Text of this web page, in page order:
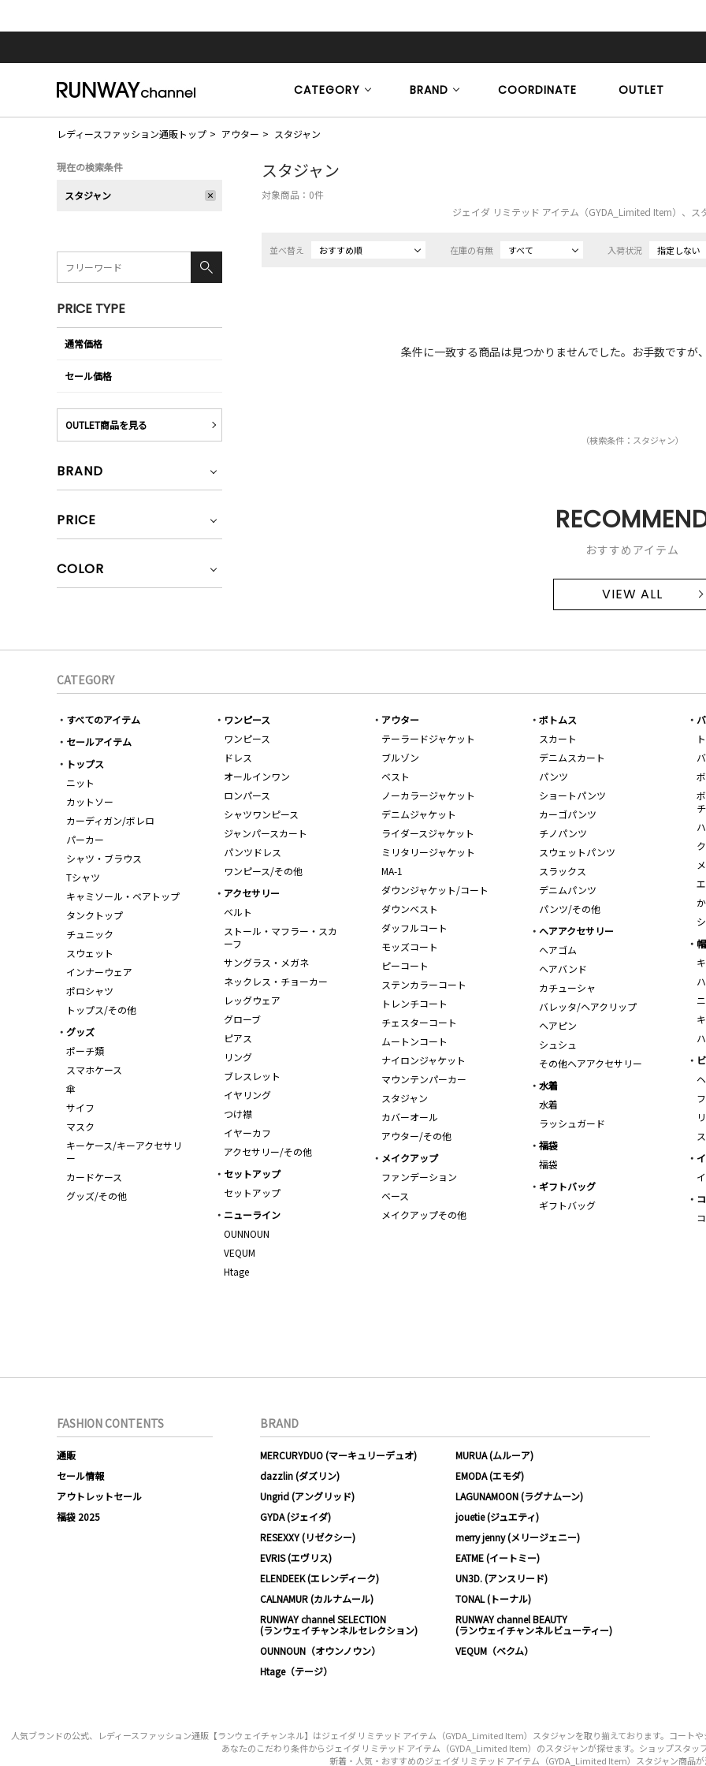
CATEGORY BRAND COORDINATE OUTLET
レディースファッション通販トップ アウター スタジャン
スタジャン
対象商品： 0件
ジェイダ リミテッド アイテム（GYDA_Limited Item）、ス
並べ替え おすすめ順 在庫の有無 すべて 入荷状況 指定しない
条件に一致する商品は見つかりませんでした。お手数ですが
（検索条件：スタジャン）
おすすめアイテム
VIEW ALL
現在の検索条件
スタジャン
PRICE TYPE
通常価格
セール価格
OUTLET商品を見る
BRAND
PRICE
COLOR
CATEGORY
すべてのアイテム
セールアイテム
トップス
ニット
カットソー
カーディガン/ボレロ
パーカー
シャツ・ブラウス
Tシャツ
キャミソール・ベアトップ
タンクトップ
チュニック
スウェット
インナーウェア
ポロシャツ
トップス/その他
ワンピース
ワンピース
ドレス
オールインワン
ロンパース
シャツワンピース
ジャンパースカート
パンツドレス
ワンピース/その他
アウター
テーラードジャケット
ブルゾン
ベスト
ノーカラージャケット
デニムジャケット
ライダースジャケット
ミリタリージャケット
MA-1
ダウンジャケット/コート
ダウンベスト
ダッフルコート
モッズコート
ピーコート
ステンカラーコート
トレンチコート
チェスターコート
ムートンコート
ナイロンジャケット
マウンテンパーカー
スタジャン
カバーオール
アウター/その他
ボトムス
スカート
デニムスカート
パンツ
ショートパンツ
カーゴパンツ
チノパンツ
スウェットパンツ
スラックス
デニムパンツ
パンツ/その他
チ
アクセサリー
ベルト
ストール・マフラー・スカ
ーフ
サングラス・メガネ
ネックレス・チョーカー
レッグウェア
グローブ
ピアス
リング
ブレスレット
イヤリング
つけ襟
イヤーカフ
アクセサリー/その他
ヘアアクセサリー
ヘアゴム
ヘアバンド
カチューシャ
バレッタ/ヘアクリップ
ヘアピン
シュシュ
その他ヘアアクセサリー
グッズ
ポーチ類
スマホケース
傘
サイフ
マスク
キーケース/キーアクセサリ
ー
カードケース
グッズ/その他
水着
水着
ラッシュガード
福袋
福袋
メイクアップ
ファンデーション
ベース
メイクアップその他
セットアップ
セットアップ
ギフトバッグ
ギフトバッグ
ニューライン
OUNNOUN
VEQUM
Htage
FASHION CONTENTS
通販
セール情報
アウトレットセール
福袋 2025
BRAND
MERCURYDUO (マーキュリーデュオ)
MURUA (ムルーア)
dazzlin (ダズリン)
EMODA (エモダ)
Ungrid (アングリッド)
LAGUNAMOON (ラグナムーン)
GYDA (ジェイダ)
jouetie (ジュエティ)
RESEXXY (リゼクシー)
merry jenny (メリージェニー)
EVRIS (エヴリス)
EATME (イートミー)
ELENDEEK (エレンディーク)
UN3D. (アンスリード)
CALNAMUR (カルナムール)
TONAL (トーナル)
RUNWAY channel SELECTION
(ランウェイチャンネルセレクション)
RUNWAY channel BEAUTY
(ランウェイチャンネルビューティー)
OUNNOUN（オウンノウン）
VEQUM（ベクム）
Htage（テージ）
人気ブランドの公式、レディースファッション通販【ランウェイチャンネル】はジェイダ リミテッド アイテム（GYDA_Limited Item）スタジャンを取り揃えております。コー
あなたのこだわり条件からジェイダ リミテッド アイテム（GYDA_Limited Item）のスタジャンが探せます。ショップスタッ
新着・人気・おすすめのジェイダ リミテッド アイテム（GYDA_Limited Item）スタジャン商品